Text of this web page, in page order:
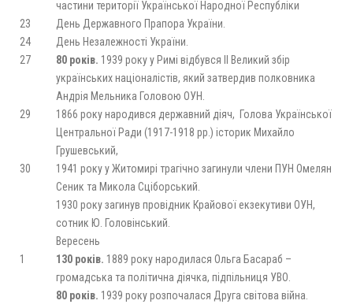
частини території Української Народної Республіки
23
День Державного Прапора України.
24
День Незалежності України.
27
80 років. 1939 року у Римі відбувся ІІ Великий збір
українських націоналістів, який затвердив полковника
Андрія Мельника Головою ОУН.
29
1866 року народився державний діяч, Голова Української
Центральної Ради (1917-1918 рр.) історик Михайло
Грушевський,
30
1941 року у Житомирі трагічно загинули члени ПУН Омелян
Сеник та Микола Сціборський.
1930 року загинув провідник Крайової екзекутиви ОУН,
сотник Ю. Головінський.
Вересень
1
130 років. 1889 року народилася Ольга Басараб –
громадська та політична діячка, підпільниця УВО.
80 років. 1939 року розпочалася Друга світова війна.